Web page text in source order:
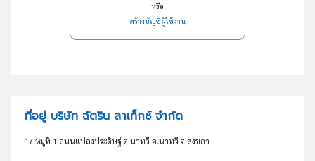
หรือ
สร้างบัญชีผู้ใช้งาน
ที่อยู่ บริษัท ฉัตริน ลาเท็กซ์ จำกัด
17 หมู่ที่ 1 ถนนแปลงประดิษฐ์ ต.นาทวี อ.นาทวี จ.สงขลา